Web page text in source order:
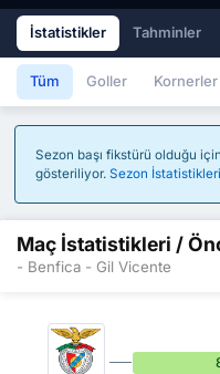
İstatistikler Tahminler
Tüm Goller Kornerler
Sezon başı fikstürü olduğu
gösteriliyor. Sezon
Maç İstatistikleri /
- Benfica - Gil Vicente